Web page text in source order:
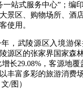
一站式服务中心”；编
景区、购物场所、酒
使用。
武陵源区入境游保
源区的张家界国家森
长29.08%，客源地
丰富多彩的旅游消费
/图）